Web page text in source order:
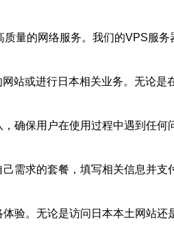
量的网络服务。我们的VPS服
站或进行日本相关业务。无论
确保用户在使用过程中遇到任
需求的套餐，填写相关信息并
验。无论是访问日本本土网站